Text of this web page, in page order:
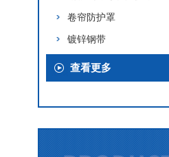
卷帘防护罩
镀锌钢带
查看更多